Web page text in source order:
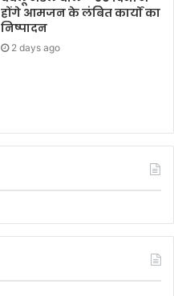
होंगे आमजन के लंबित कार्यों का
निष्पादन
2 days ago